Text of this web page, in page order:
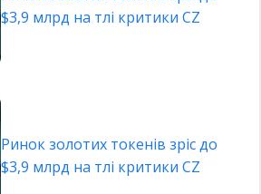
$3,9 млрд на тлі критики CZ
Ринок золотих токенів зріс до
$3,9 млрд на тлі критики CZ